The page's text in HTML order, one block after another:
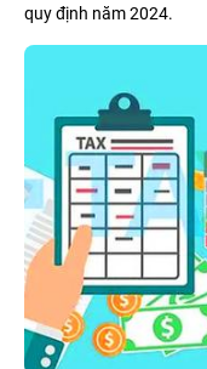
quy định năm 2024.